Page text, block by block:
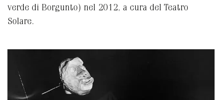
verde di Borgunto) nel 2012, a cura del Teatro
Solare.